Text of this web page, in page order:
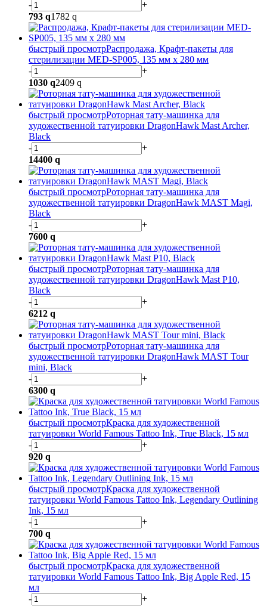
-
+
793 q1782 q
быстрый просмотрРаспродажа, Крафт-пакеты для
стерилизации MED-SP005, 135 мм х 280 мм
-
+
1030 q2409 q
быстрый просмотрРоторная тату-машинка для
художественной татуировки DragonHawk Mast Archer,
Black
-
+
14400 q
быстрый просмотрРоторная тату-машинка для
художественной татуировки DragonHawk MAST Magi,
Black
-
+
7600 q
быстрый просмотрРоторная тату-машинка для
художественной татуировки DragonHawk Mast P10,
Black
-
+
6212 q
быстрый просмотрРоторная тату-машинка для
художественной татуировки DragonHawk MAST Tour
mini, Black
-
+
6300 q
быстрый просмотрКраска для художественной
татуировки World Famous Tattoo Ink, True Black, 15 мл
-
+
920 q
быстрый просмотрКраска для художественной
татуировки World Famous Tattoo Ink, Legendary Outlining
Ink, 15 мл
-
+
700 q
быстрый просмотрКраска для художественной
татуировки World Famous Tattoo Ink, Big Apple Red, 15
мл
-
+